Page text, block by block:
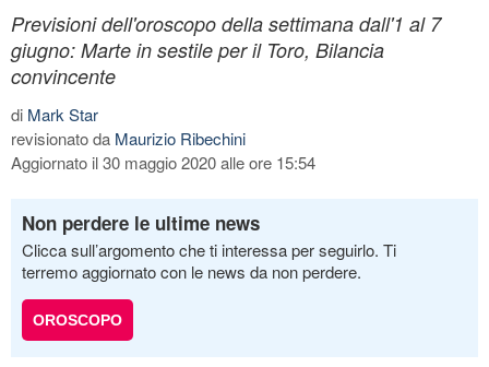
Previsioni dell'oroscopo della settimana dall'1 al 7
giugno: Marte in sestile per il Toro, Bilancia
convincente
di Mark Star
revisionato da Maurizio Ribechini
Aggiornato il 30 maggio 2020 alle ore 15:54
Non perdere le ultime news
Clicca sull’argomento che ti interessa per seguirlo. Ti
terremo aggiornato con le news da non perdere.
OROSCOPO